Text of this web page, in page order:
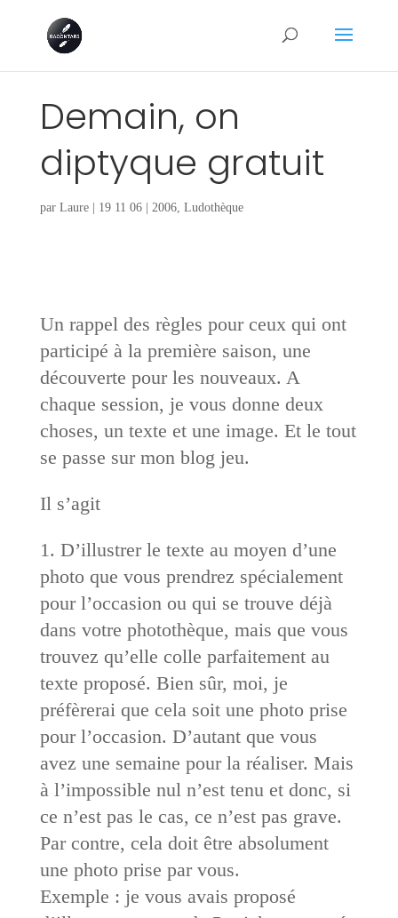
Demain, on
diptyque gratuit
par Laure| 19 11 06| 2006, Ludothèque
Un rappel des règles pour ceux qui ont
participé à la première saison, une
découverte pour les nouveaux. A
chaque session, je vous donne deux
choses, un texte et une image. Et le tout
se passe sur mon blog jeu.
Il s’agit
1. D’illustrer le texte au moyen d’une
photo que vous prendrez spécialement
pour l’occasion ou qui se trouve déjà
dans votre photothèque, mais que vous
trouvez qu’elle colle parfaitement au
texte proposé. Bien sûr, moi, je
préfèrerai que cela soit une photo prise
pour l’occasion. D’autant que vous
avez une semaine pour la réaliser. Mais
à l’impossible nul n’est tenu et donc, si
ce n’est pas le cas, ce n’est pas grave.
Par contre, cela doit être absolument
une photo prise par vous.
Exemple : je vous avais proposé